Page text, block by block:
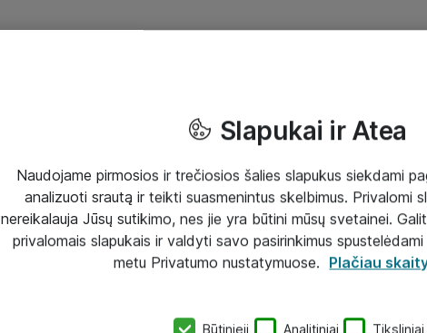
Slapukai ir Atea
Naudojame pirmosios ir trečiosios šalies slapukus siekdami
analizuoti srautą ir teikti suasmenintus skelbimus. Privalomi
nereikalauja Jūsų sutikimo, nes jie yra būtini mūsų svetainei.
privalomais slapukais ir valdyti savo pasirinkimus
metu Privatumo nustatymuose. Plačiau
Būtinieji Analitiniai Tiksliniai